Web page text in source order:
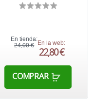
En tienda:
24,00 € En la web:
22,80 €
COMPRAR